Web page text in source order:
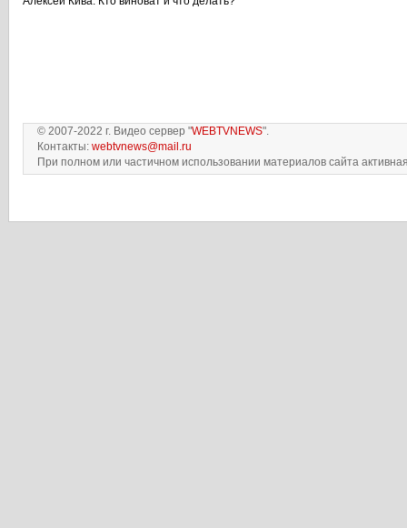
© 2007-2022 г. Видео сервер "WEBTVNEWS".
Контакты: webtvnews@mail.ru
При полном или частичном использовании материалов сайта